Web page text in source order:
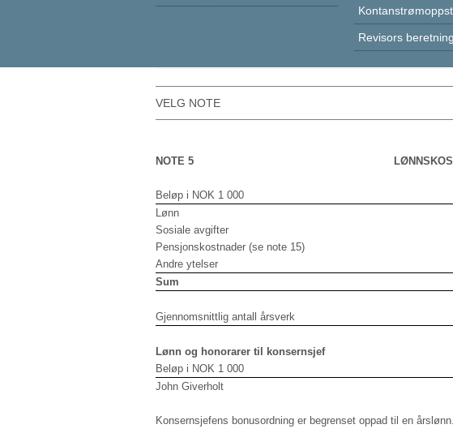
Revisors beretning
VELG NOTE
NOTE 5
Beløp i NOK 1 000
Lønn
Sosiale avgifter
Pensjonskostnader (se note 15)
Andre ytelser
Sum
Gjennomsnittlig antall årsverk
Lønn og honorarer til konsernsjef
Beløp i NOK 1 000
John Giverholt
Konsernsjefens bonusordning er begrenset oppad til en